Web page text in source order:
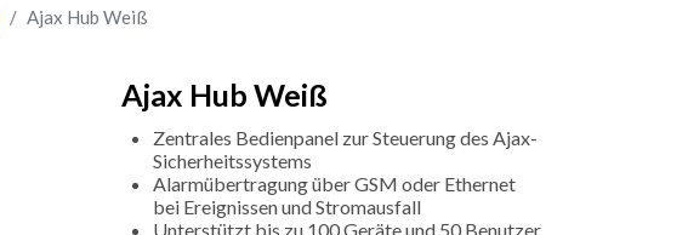
Ajax Hub Weiß
Ajax Hub Weiß
Zentrales Bedienpanel zur Steuerung des Ajax-
Sicherheitssystems
Alarmübertragung über GSM oder Ethernet
bei Ereignissen und Stromausfall
Unterstützt bis zu 100 Geräte und 50 Benutzer